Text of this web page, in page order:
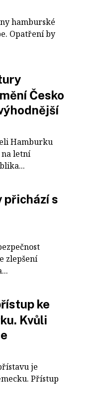
hamburské
Opatření by
Česko
Hamburku
letní
přichází s
zlepšení
ke
Kvůli
je
Přístup